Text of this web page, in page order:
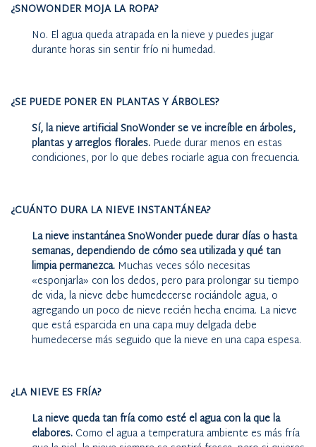
¿SNOWONDER MOJA LA ROPA?
No. El agua queda atrapada en la nieve y puedes jugar
durante horas sin sentir frío ni humedad.
¿SE PUEDE PONER EN PLANTAS Y ÁRBOLES?
Sí, la nieve artificial SnoWonder se ve increíble en árboles,
plantas y arreglos florales. Puede durar menos en estas
condiciones, por lo que debes rociarle agua con frecuencia.
¿CUÁNTO DURA LA NIEVE INSTANTÁNEA?
La nieve instantánea SnoWonder puede durar días o hasta
semanas, dependiendo de cómo sea utilizada y qué tan
limpia permanezca. Muchas veces sólo necesitas
«esponjarla» con los dedos, pero para prolongar su tiempo
de vida, la nieve debe humedecerse rociándole agua, o
agregando un poco de nieve recién hecha encima. La nieve
que está esparcida en una capa muy delgada debe
humedecerse más seguido que la nieve en una capa espesa.
¿LA NIEVE ES FRÍA?
La nieve queda tan fría como esté el agua con la que la
elabores. Como el agua a temperatura ambiente es más fría